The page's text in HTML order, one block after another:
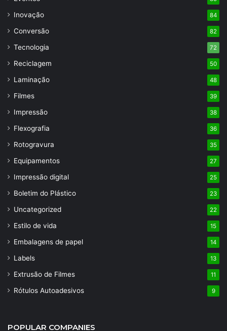
Inovação 84
Conversão 82
Tecnologia 72
Reciclagem 50
Laminação 48
Filmes 39
Impressão 38
Flexografia 36
Rotogravura 35
Equipamentos 27
Impressão digital 25
Boletim do Plástico 23
Uncategorized 22
Estilo de vida 15
Embalagens de papel 14
Labels 13
Extrusão de Filmes 11
Rótulos Autoadesivos 9
POPULAR COMPANIES